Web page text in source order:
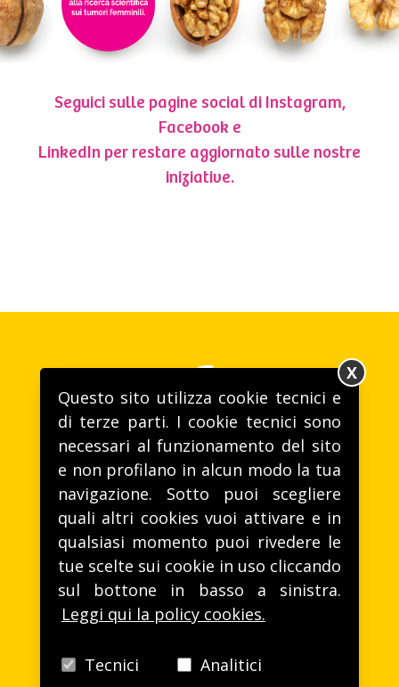
Seguici sulle pagine social di Instagram,
Facebook e
LinkedIn per restare aggiornato sulle nostre
iniziative.
Gusto alla VITA
T. (+39) 0172 46221 -
life@lifeitalia.com
Life Spa - Via Aie, 28, 12040 Sommariva Perno (CN)
LAVORA CON NOI
HAI DOMANDE? CONTATTACI!
Questo sito utilizza cookie tecnici e
di terze parti. I cookie tecnici sono
necessari al funzionamento del sito
e non profilano in alcun modo la tua
navigazione. Sotto puoi scegliere
quali altri cookies vuoi attivare e in
qualsiasi momento puoi rivedere le
tue scelte sui cookie in uso cliccando
sul bottone in basso a sinistra.
Leggi qui la policy cookies.
Tecnici Analitici
X